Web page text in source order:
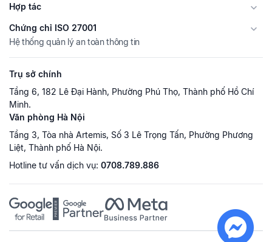
Hợp tác
Chứng chỉ ISO 27001
Hệ thống quản lý an toàn thông tin
Trụ sở chính
Tầng 6, 182 Lê Đại Hành, Phường Phú Thọ, Thành phố Hồ Chí
Minh.
Văn phòng Hà Nội
Tầng 3, Tòa nhà Artemis, Số 3 Lê Trọng Tấn, Phường Phương
Liệt, Thành phố Hà Nội.
Hotline tư vấn dịch vụ: 0708.789.886